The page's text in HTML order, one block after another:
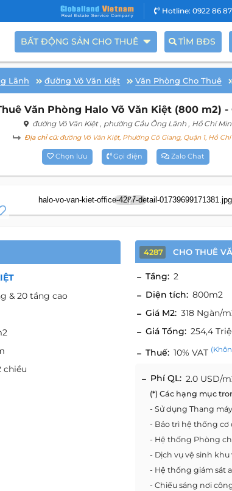
Hotline: 0922 86
BẤT ĐỘNG SẢN CHO THUÊ TÌM BĐS
Lãnh đường Võ Văn Kiệt Văn Phòng Cho Thuê
Văn Phòng Halo Võ Văn Kiệt (800 m2) -
đường Võ Văn Kiệt , phường Cầu Ông Lãnh , Hồ Chí
Địa chỉ cũ:đường Võ Văn Kiệt, Phường Cô Giang, Quận 1, Hồ
Chọn lưu Gọi điện Zalo Chat
7
& 20 tầng cao
chiều
4287 CHO THUÊ
Tầng: 2
Diện tích: 800m2
Giá M2: 318 Ngàn/
Giá Tổng: 254,4
Thuế: 10% VAT
Phí QL: 2.0 USD/
(*) Các hạng mục
- Sử dụng Thang máy
- Bảo trì hệ thống cơ
- Hệ thống Phòng
- Dịch vụ vệ sinh
- Hệ thống giám sát
- Chiếu sáng nơi